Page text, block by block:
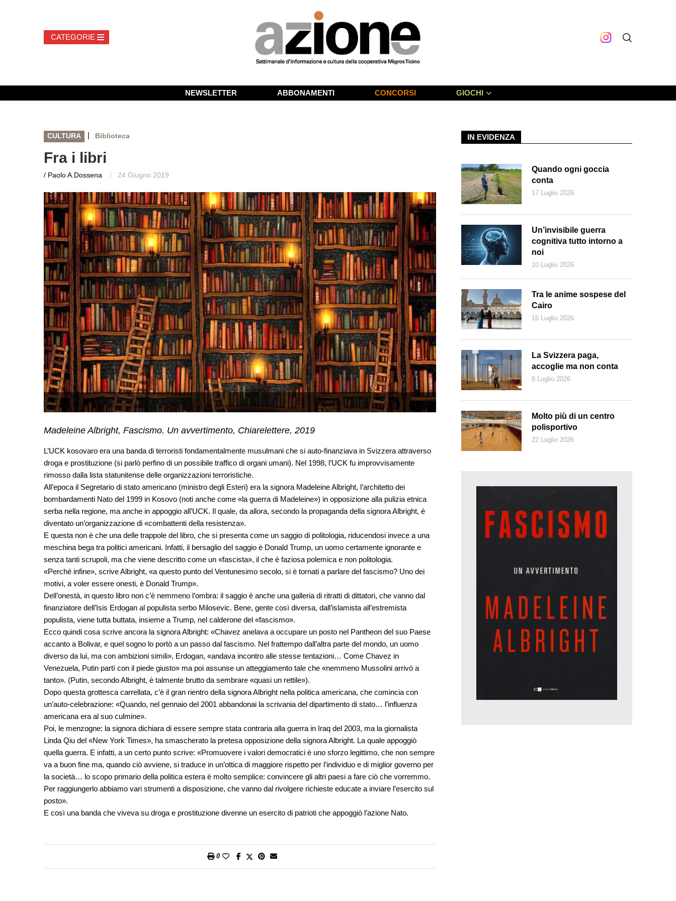
NEWSLETTER ABBONAMENTI CONCORSI GIOCHI
CULTURA | Biblioteca
Fra i libri
/ Paolo A.Dossena 24 Giugno 2019
Madeleine Albright, Fascismo. Un avvertimento, Chiarelettere, 2019
L’UCK kosovaro era una banda di terroristi fondamentalmente musulmani che si auto-finanziava in Svizzera attraverso
droga e prostituzione (si parlò perfino di un possibile traffico di organi umani). Nel 1998, l’UCK fu improvvisamente
rimosso dalla lista statunitense delle organizzazioni terroristiche.
All’epoca il Segretario di stato americano (ministro degli Esteri) era la signora Madeleine Albright, l’architetto dei
bombardamenti Nato del 1999 in Kosovo (noti anche come «la guerra di Madeleine») in opposizione alla pulizia etnica
serba nella regione, ma anche in appoggio all’UCK. Il quale, da allora, secondo la propaganda della signora Albright, è
diventato un’organizzazione di «combattenti della resistenza».
E questa non è che una delle trappole del libro, che si presenta come un saggio di politologia, riducendosi invece a una
meschina bega tra politici americani. Infatti, il bersaglio del saggio è Donald Trump, un uomo certamente ignorante e
senza tanti scrupoli, ma che viene descritto come un «fascista», il che è faziosa polemica e non politologia.
«Perché infine», scrive Albright, «a questo punto del Ventunesimo secolo, si è tornati a parlare del fascismo? Uno dei
motivi, a voler essere onesti, è Donald Trump».
Dell’onestà, in questo libro non c’è nemmeno l’ombra: il saggio è anche una galleria di ritratti di dittatori, che vanno dal
finanziatore dell’Isis Erdogan al populista serbo Milosevic. Bene, gente così diversa, dall’islamista all’estremista
populista, viene tutta buttata, insieme a Trump, nel calderone del «fascismo».
Ecco quindi cosa scrive ancora la signora Albright: «Chavez anelava a occupare un posto nel Pantheon del suo Paese
accanto a Bolivar, e quel sogno lo portò a un passo dal fascismo. Nel frattempo dall’altra parte del mondo, un uomo
diverso da lui, ma con ambizioni simili», Erdogan, «andava incontro alle stesse tentazioni… Come Chavez in
Venezuela, Putin partì con il piede giusto» ma poi assunse un atteggiamento tale che «nemmeno Mussolini arrivò a
tanto». (Putin, secondo Albright, è talmente brutto da sembrare «quasi un rettile»).
Dopo questa grottesca carrellata, c’è il gran rientro della signora Albright nella politica americana, che comincia con
un’auto-celebrazione: «Quando, nel gennaio del 2001 abbandonai la scrivania del dipartimento di stato… l’influenza
americana era al suo culmine».
Poi, le menzogne: la signora dichiara di essere sempre stata contraria alla guerra in Iraq del 2003, ma la giornalista
Linda Qiu del «New York Times», ha smascherato la pretesa opposizione della signora Albright. La quale appoggiò
quella guerra. E infatti, a un certo punto scrive: «Promuovere i valori democratici è uno sforzo legittimo, che non sempre
va a buon fine ma, quando ciò avviene, si traduce in un’ottica di maggiore rispetto per l’individuo e di miglior governo per
la società… lo scopo primario della politica estera è molto semplice: convincere gli altri paesi a fare ciò che vorremmo.
Per raggiungerlo abbiamo vari strumenti a disposizione, che vanno dal rivolgere richieste educate a inviare l’esercito sul
posto».
E così una banda che viveva su droga e prostituzione divenne un esercito di patrioti che appoggiò l’azione Nato.
0
IN EVIDENZA
Quando ogni goccia
conta
17 Luglio 2026
Un’invisibile guerra
cognitiva tutto intorno a
noi
10 Luglio 2026
Tra le anime sospese del
Cairo
16 Luglio 2026
La Svizzera paga,
accoglie ma non conta
8 Luglio 2026
Molto più di un centro
polisportivo
22 Luglio 2026